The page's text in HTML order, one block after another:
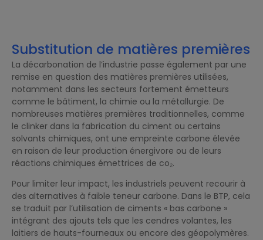
Substitution de matières premières
La décarbonation de l’industrie passe également par une
remise en question des matières premières utilisées,
notamment dans les secteurs fortement émetteurs
comme le bâtiment, la chimie ou la métallurgie. De
nombreuses matières premières traditionnelles, comme
le clinker dans la fabrication du ciment ou certains
solvants chimiques, ont une empreinte carbone élevée
en raison de leur production énergivore ou de leurs
réactions chimiques émettrices de co₂.
Pour limiter leur impact, les industriels peuvent recourir à
des alternatives à faible teneur carbone. Dans le BTP, cela
se traduit par l’utilisation de ciments « bas carbone »
intégrant des ajouts tels que les cendres volantes, les
laitiers de hauts-fourneaux ou encore des géopolymères.